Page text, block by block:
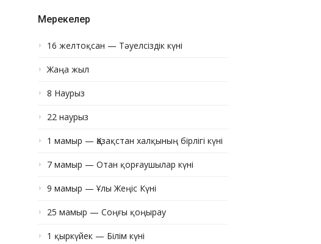
Мерекелер
16 желтоқсан — Тәуелсіздік күні
Жаңа жыл
8 Наурыз
22 наурыз
1 мамыр — Қазақстан халқының бірлігі күні
7 мамыр — Отан қорғаушылар күні
9 мамыр — Ұлы Жеңіс Күні
25 мамыр — Соңғы қоңырау
1 қыркүйек — Білім күні